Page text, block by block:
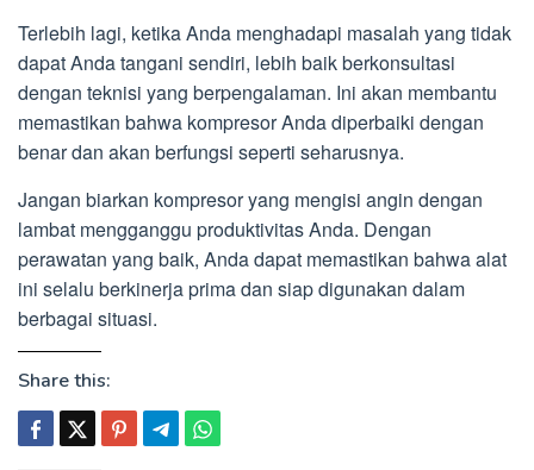
Terlebih lagi, ketika Anda menghadapi masalah yang tidak
dapat Anda tangani sendiri, lebih baik berkonsultasi
dengan teknisi yang berpengalaman. Ini akan membantu
memastikan bahwa kompresor Anda diperbaiki dengan
benar dan akan berfungsi seperti seharusnya.
Jangan biarkan kompresor yang mengisi angin dengan
lambat mengganggu produktivitas Anda. Dengan
perawatan yang baik, Anda dapat memastikan bahwa alat
ini selalu berkinerja prima dan siap digunakan dalam
berbagai situasi.
Share this: